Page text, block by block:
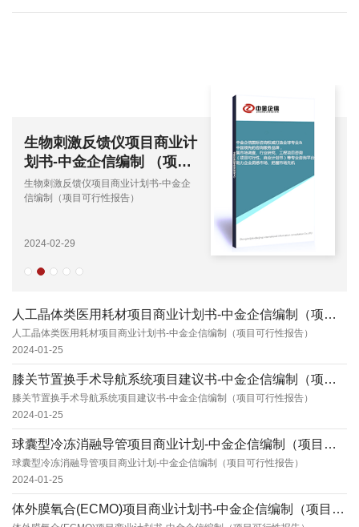
生物刺激反馈仪项目商业计
划书-中金企信编制 （项目
可行性报告）
生物刺激反馈仪项目商业计划书-中金企
信编制（项目可行性报告）
2024-02-29
人工晶体类医用耗材项目商业计划书-中金企信编制（项目可行性报告）
人工晶体类医用耗材项目商业计划书-中金企信编制（项目可行性报告）
2024-01-25
膝关节置换手术导航系统项目建议书-中金企信编制（项目可行性报告）
膝关节置换手术导航系统项目建议书-中金企信编制（项目可行性报告）
2024-01-25
球囊型冷冻消融导管项目商业计划-中金企信编制（项目可行性报告）
球囊型冷冻消融导管项目商业计划-中金企信编制（项目可行性报告）
2024-01-25
体外膜氧合(ECMO)项目商业计划书-中金企信编制（项目可行性报告）